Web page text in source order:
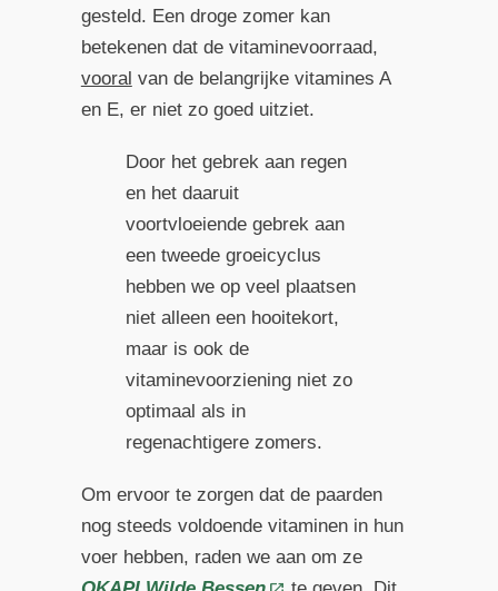
gesteld. Een droge zomer kan
betekenen dat de vitaminevoorraad,
vooral van de belangrijke vitamines A
en E, er niet zo goed uitziet.
Door het gebrek aan regen
en het daaruit
voortvloeiende gebrek aan
een tweede groeicyclus
hebben we op veel plaatsen
niet alleen een hooitekort,
maar is ook de
vitaminevoorziening niet zo
optimaal als in
regenachtigere zomers.
Om ervoor te zorgen dat de paarden
nog steeds voldoende vitaminen in hun
voer hebben, raden we aan om ze